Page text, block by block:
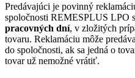
Predávajúci je povinný
spoločnosti REMESPLUS LPO
pracovných dní, v zložitých
tovaru. Reklamáciu môže
do spoločnosti, ak sa jedná o
tovar už nemožné vrátiť.